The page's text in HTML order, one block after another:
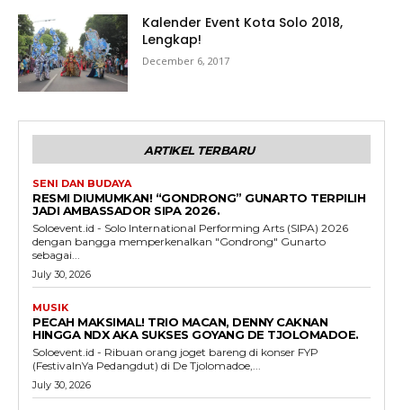
Kalender Event Kota Solo 2018,
Lengkap!
December 6, 2017
ARTIKEL TERBARU
SENI DAN BUDAYA
RESMI DIUMUMKAN! “GONDRONG” GUNARTO TERPILIH
JADI AMBASSADOR SIPA 2026.
Soloevent.id - Solo International Performing Arts (SIPA) 2026
dengan bangga memperkenalkan "Gondrong" Gunarto
sebagai...
July 30, 2026
MUSIK
PECAH MAKSIMAL! TRIO MACAN, DENNY CAKNAN
HINGGA NDX AKA SUKSES GOYANG DE TJOLOMADOE.
Soloevent.id - Ribuan orang joget bareng di konser FYP
(FestivalnYa Pedangdut) di De Tjolomadoe,...
July 30, 2026